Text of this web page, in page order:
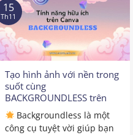
Tạo hình ảnh với nền trong
suốt cùng
BACKGROUNDLESS trên
CanvaBackgroundless là một
công cụ tuyệt vời giúp bạn
15
Th11